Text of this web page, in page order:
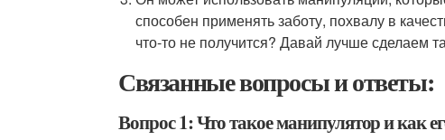
способен применять заботу, похвалу в
что-то не получится? Давай лучше сделаем
Связанные вопросы и ответы:
Вопрос 1: Что такое манипулятор и как